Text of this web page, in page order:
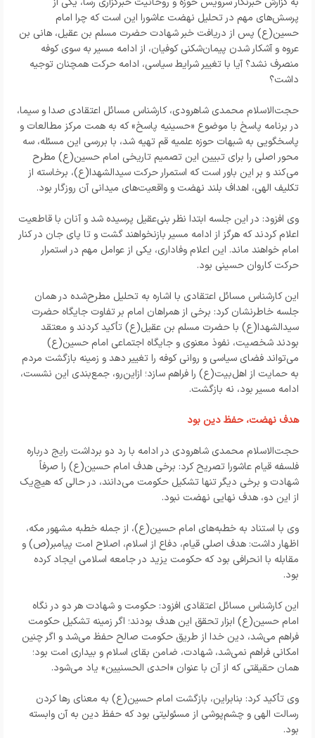
پرسش‌های مهم در تحلیل نهضت عاشورا این است که چرا امام
حسین(ع) پس از دریافت خبر شهادت حضرت مسلم بن عقیل، هانی بن
عروه و آشکار شدن پیمان‌شکنی کوفیان، از ادامه مسیر به سوی کوفه
منصرف نشد؟ آیا با تغییر شرایط سیاسی، ادامه حرکت همچنان توجیه
داشت؟
حجت‌الاسلام محمدی شاهرودی، کارشناس مسائل اعتقادی صدا و سیما،
در برنامه پاسخ با موضوع «حسینیه پاسخ» که به همت مرکز مطالعات و
پاسخگویی به شبهات حوزه علمیه قم تهیه شد، با بررسی این مسئله، سه
محور اصلی را برای تبیین این تصمیم تاریخی امام حسین(ع) مطرح
می‌کند و بر این باور است که استمرار حرکت سیدالشهدا(ع)، برخاسته از
تکلیف الهی، اهداف بلند نهضت و واقعیت‌های میدانی آن روزگار بود.
وی افزود: در این جلسه ابتدا نظر بنی‌عقیل پرسیده شد و آنان با قاطعیت
اعلام کردند که هرگز از ادامه مسیر بازنخواهند گشت و تا پای جان در کنار
امام خواهند ماند. این اعلام وفاداری، یکی از عوامل مهم در استمرار
حرکت کاروان حسینی بود.
این کارشناس مسائل اعتقادی با اشاره به تحلیل مطرح‌شده در همان
جلسه خاطرنشان کرد: برخی از همراهان امام بر تفاوت جایگاه حضرت
سیدالشهدا(ع) با حضرت مسلم بن عقیل(ع) تأکید کردند و معتقد
بودند شخصیت، نفوذ معنوی و جایگاه اجتماعی امام حسین(ع)
می‌تواند فضای سیاسی و روانی کوفه را تغییر دهد و زمینه بازگشت مردم
به حمایت از اهل‌بیت(ع) را فراهم سازد؛ ازاین‌رو، جمع‌بندی این نشست،
ادامه مسیر بود، نه بازگشت.
هدف نهضت، حفظ دین بود
حجت‌الاسلام محمدی شاهرودی در ادامه با رد دو برداشت رایج درباره
فلسفه قیام عاشورا تصریح کرد: برخی هدف امام حسین(ع) را صرفاً
شهادت و برخی دیگر تنها تشکیل حکومت می‌دانند، در حالی که هیچ‌یک
از این دو، هدف نهایی نهضت نبود.
وی با استناد به خطبه‌های امام حسین(ع)، از جمله خطبه مشهور مکه،
اظهار داشت: هدف اصلی قیام، دفاع از اسلام، اصلاح امت پیامبر(ص) و
مقابله با انحرافی بود که حکومت یزید در جامعه اسلامی ایجاد کرده
بود.
این کارشناس مسائل اعتقادی افزود: حکومت و شهادت هر دو در نگاه
امام حسین(ع) ابزار تحقق این هدف بودند؛ اگر زمینه تشکیل حکومت
فراهم می‌شد، دین خدا از طریق حکومت صالح حفظ می‌شد و اگر چنین
امکانی فراهم نمی‌شد، شهادت، ضامن بقای اسلام و بیداری امت بود؛
همان حقیقتی که از آن با عنوان «احدی الحسنیین» یاد می‌شود.
وی تأکید کرد: بنابراین، بازگشت امام حسین(ع) به معنای رها کردن
رسالت الهی و چشم‌پوشی از مسئولیتی بود که حفظ دین به آن وابسته
بود.